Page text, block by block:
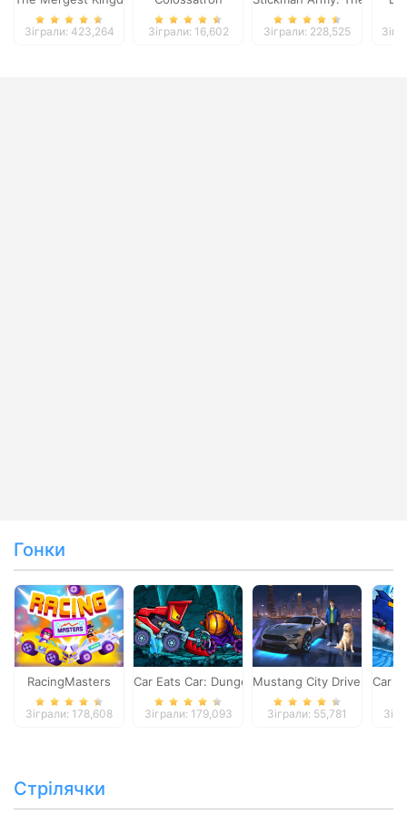
Зіграли: 423,264 Зіграли: 16,602 Зіграли: 228,525
Гонки
RacingMasters
Зіграли: 178,608
Car Eats Car: Dungeon Adventure
Зіграли: 179,093
Mustang City Driver
Зіграли: 55,781
Car
Стрілячки